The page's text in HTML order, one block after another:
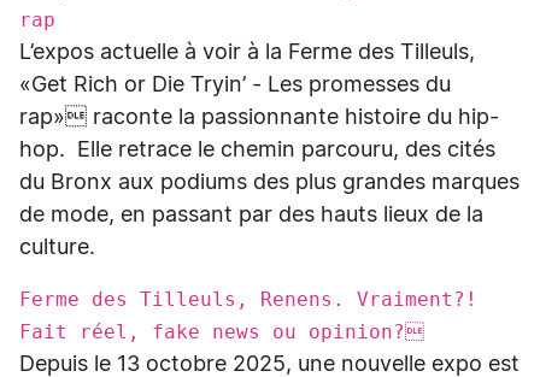
rap
L’expos actuelle à voir à la Ferme des Tilleuls,
«Get Rich or Die Tryin’ - Les promesses du
rap» raconte la passionnante histoire du hip-
hop. Elle retrace le chemin parcouru, des cités
du Bronx aux podiums des plus grandes marques
de mode, en passant par des hauts lieux de la
culture.
Ferme des Tilleuls, Renens. Vraiment?!
Fait réel, fake news ou opinion?
Depuis le 13 octobre 2025, une nouvelle expo est